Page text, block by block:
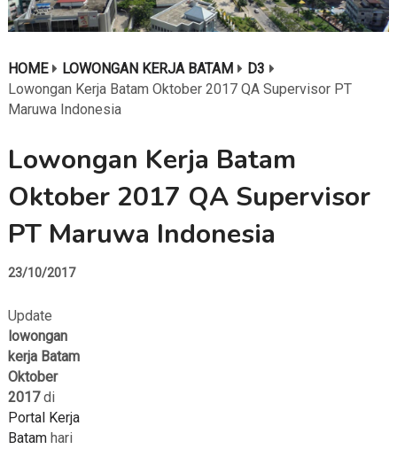
HOME LOWONGAN KERJA BATAM
D3
Lowongan Kerja Batam Oktober 2017 QA Supervisor PT
Maruwa Indonesia
Lowongan Kerja Batam
Oktober 2017 QA Supervisor
PT Maruwa Indonesia
23/10/2017
Update
lowongan
kerja Batam
Oktober
2017di
Portal Kerja
Batamhari